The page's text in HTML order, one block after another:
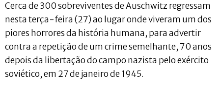
Cerca de 300 sobreviventes de Auschwitz regressam
nesta terça-feira (27) ao lugar onde viveram um dos
piores horrores da história humana, para advertir
contra a repetição de um crime semelhante, 70 anos
depois da libertação do campo nazista pelo exército
soviético, em 27 de janeiro de 1945.